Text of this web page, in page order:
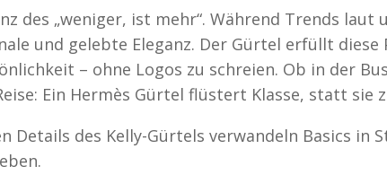
des „weniger, ist mehr“. Während Trends
und gelebte Eleganz. Der Gürtel erfüllt
– ohne Logos zu schreien. Ob in der
Ein Hermès Gürtel flüstert Klasse, statt sie
Details des Kelly-Gürtels verwandeln Basics in